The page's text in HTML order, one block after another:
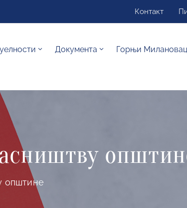
Контакт
Документа Горњи Милановац
општине